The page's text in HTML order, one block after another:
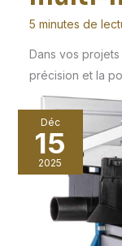
5 minutes de
Dans vos
précision et la
Déc
15
2025